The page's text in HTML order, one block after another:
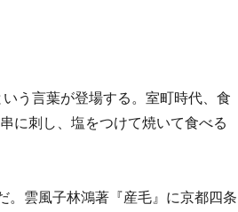
う言葉が登場する。室町時代、食
に刺し、塩をつけて焼いて食べる
。雲風子林鴻著『産毛』に京都四条